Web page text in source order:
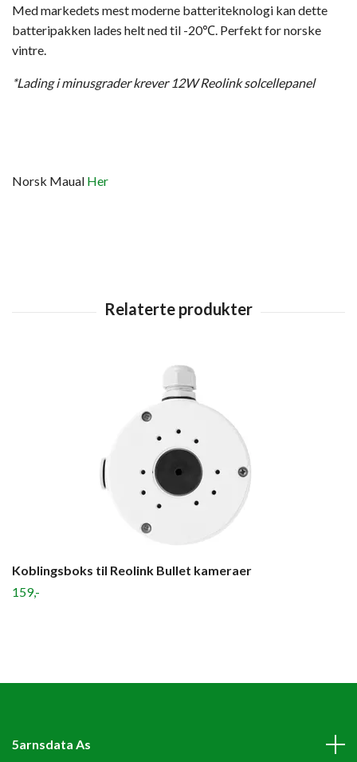
Med markedets mest moderne batteriteknologi kan dette
batteripakken lades helt ned til -20℃. Perfekt for norske
vintre.
*Lading i minusgrader krever 12W Reolink solcellepanel
Norsk Maual Her
Koblingsboks til Reolink Bullet kameraer
159,-
5arnsdata As